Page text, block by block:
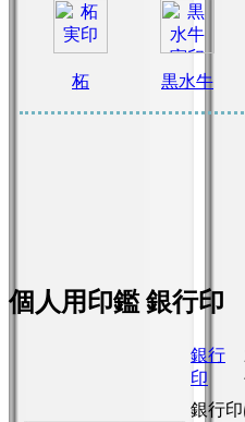
柘 黒水牛
個人用印鑑 銀行印
銀行
印
銀行